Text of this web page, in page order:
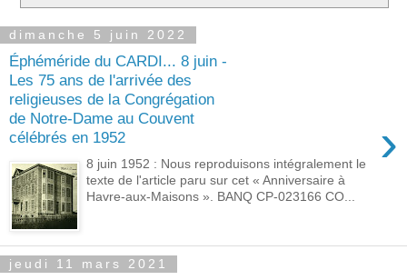
dimanche 5 juin 2022
Éphéméride du CARDI... 8 juin -
Les 75 ans de l'arrivée des
religieuses de la Congrégation
de Notre-Dame au Couvent
célébrés en 1952
›
8 juin 1952 : Nous reproduisons intégralement le
texte de l'article paru sur cet « Anniversaire à
Havre-aux-Maisons ». BANQ CP-023166 CO...
jeudi 11 mars 2021